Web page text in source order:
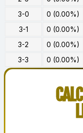
3-0
0 (0.00%)
3-1
0 (0.00%)
3-2
0 (0.00%)
3-3
0 (0.00%)